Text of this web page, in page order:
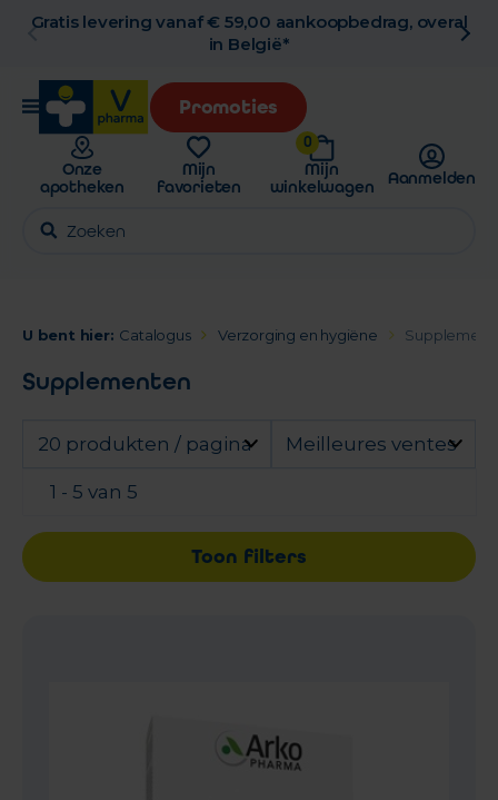
Gratis afhaling in de apotheek
Promoties
Onze
apotheken
Mijn
favorieten
0
Mijn
winkelwagen
Aanmelden
U bent hier: Catalogus Verzorging en hygiëne
Supplementen
20 produkten / pagina Meilleures ventes
1 - 5 van 5
Toon filters